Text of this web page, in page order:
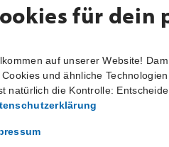
für dein
auf unserer Website!
Cookies und ähnliche
natürlich die Kontrolle: